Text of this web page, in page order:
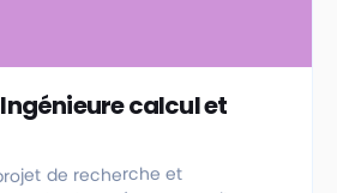
calcul et
de recherche et